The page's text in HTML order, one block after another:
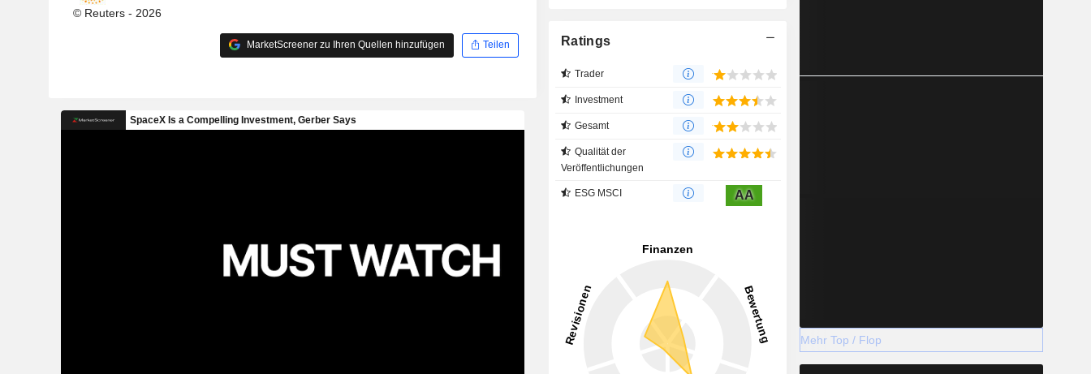
© Reuters - 2026
MarketScreener zu Ihren Quellen hinzufügen Teilen Ratings
Trader
Investment
Gesamt
Qualität der
Veröffentlichungen
ESG MSCI AA
Mehr Top / Flop